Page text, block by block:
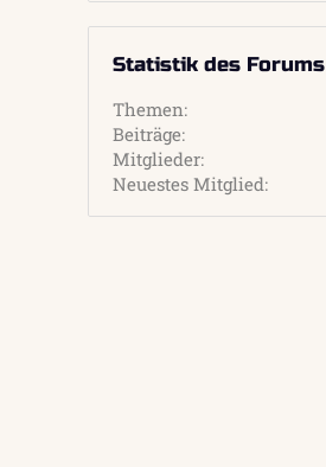
Statistik des Forums
Themen
Beiträge
Mitglieder
Neuestes Mitglied